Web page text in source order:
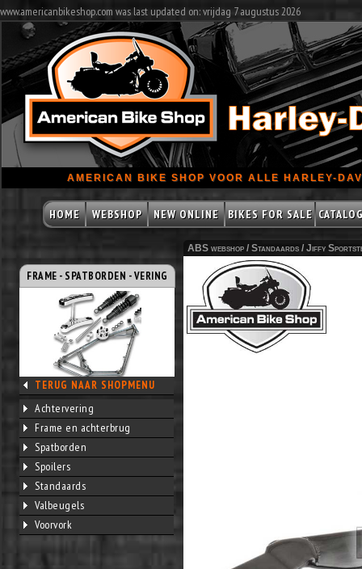
www.americanbikeshop.com was last updated on: vrijdag 7 augustus 2026
AMERICAN BIKE SHOP VOOR ALLE HARLEY-
HOME WEBSHOP NEW ONLINE BIKES FOR SALE
FRAME - SPATBORDEN - VERING
TERUG NAAR SHOPMENU
Achtervering
Frame en achterbrug
Spatborden
Spoilers
Standaards
Valbeugels
Voorvork
ABS webshop / Standaards / Jiffy